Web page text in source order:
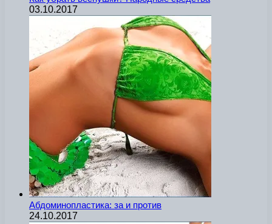
03.10.2017
Абдоминопластика: за и против
24.10.2017